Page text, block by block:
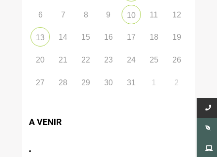
6 7 8 9 10 11 12
13 14 15 16 17 18 19
20 21 22 23 24 25 26
27 28 29 30 31 1 2
A VENIR